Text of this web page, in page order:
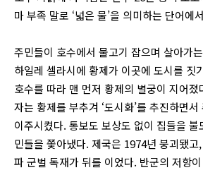
마 부족 말로 ‘넓은 물’을 의미하는 단어에
주민들이 호수에서 물고기 잡으며 살아가
하일레 셀라시에 황제가 이곳에 도시를 짓
호수를 따라 맨 먼저 황제의 별궁이 지어
자는 황제를 부추겨 ‘도시화’를 추진하면
이주시켰다. 통보도 보상도 없이 집들을
민들을 쫓아냈다. 제국은 1974년 붕괴됐고,
파 군벌 독재가 뒤를 이었다. 반군의 저항